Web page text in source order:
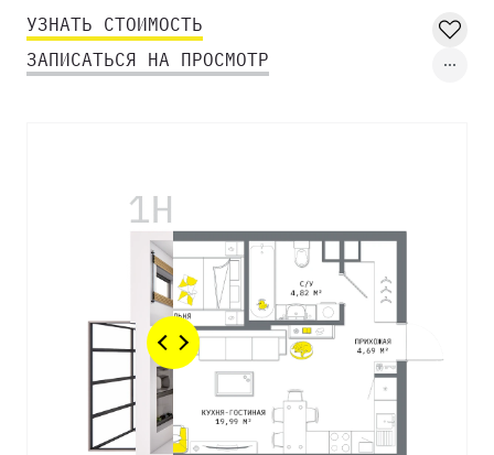
УЗНАТЬ СТОИМОСТЬ
ЗАПИСАТЬСЯ НА ПРОСМОТР